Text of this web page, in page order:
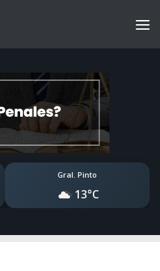
Gral. Pinto
13°C